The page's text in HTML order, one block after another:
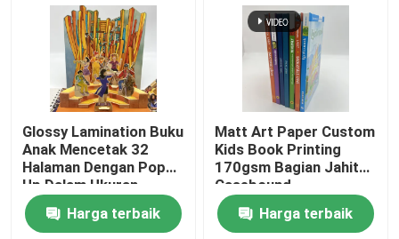
Glossy Lamination Buku
Anak Mencetak 32
Halaman Dengan Pop
Up Dalam Ukuran
8.5x11
Harga terbaik
Matt Art Paper Custom
Kids Book Printing
170gsm Bagian Jahit
Casebound
Harga terbaik